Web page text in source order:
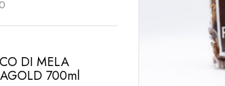
DI MELA
700ml